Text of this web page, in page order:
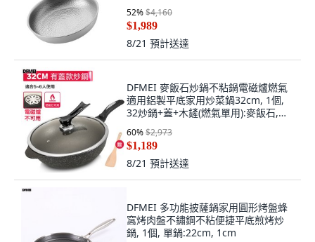
52%$4,160
$1,989
8/21 預計送達
DFMEI 麥飯石炒鍋不粘鍋電磁爐燃氣
適用鋁製平底家用炒菜鍋32cm, 1個,
32炒鍋+蓋+木鏟(燃氣單用):麥飯石,
60%$2,973
$1,189
8/21 預計送達
DFMEI 多功能披薩鍋家用圓形烤盤蜂
窩烤肉盤不鏽鋼不粘便捷平底煎烤炒
鍋, 1個, 單鍋:22cm, 1cm